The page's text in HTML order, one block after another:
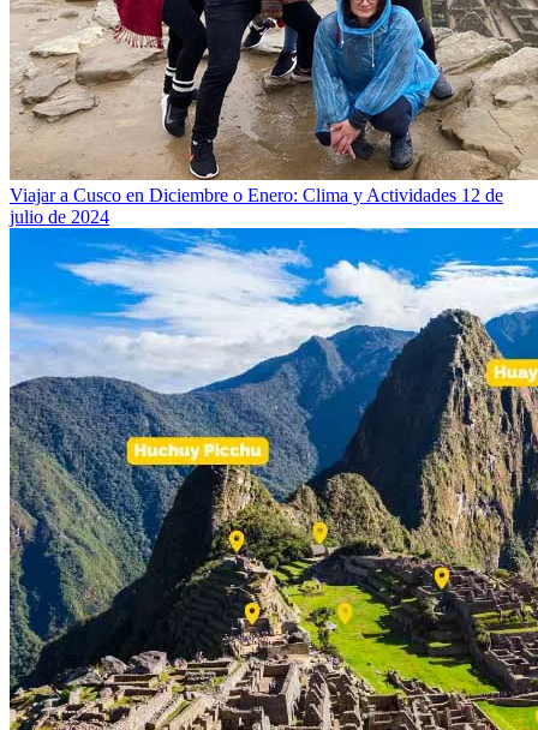
Viajar a Cusco en Diciembre o Enero: Clima y Actividades 12 de
julio de 2024